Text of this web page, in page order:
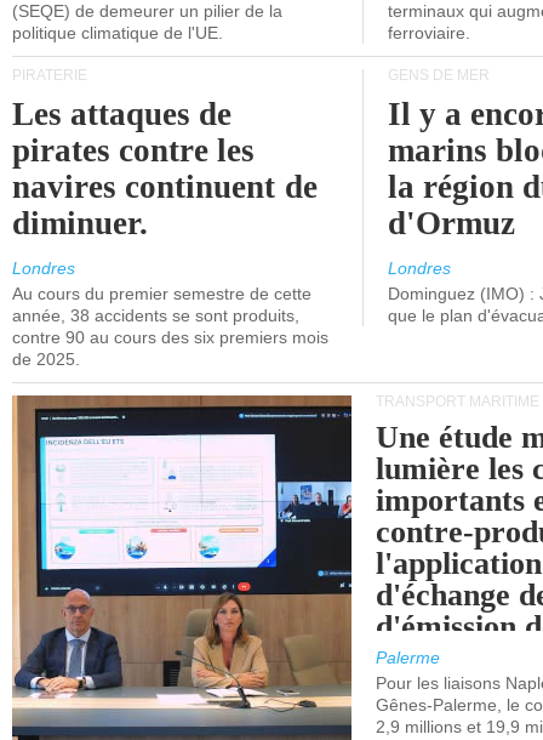
(SEQE) de demeurer un pilier de la
politique climatique de l'UE.
terminaux qui
ferroviaire.
PIRATERIE
Les attaques de
pirates contre les
navires continuent de
diminuer.
Londres
Au cours du premier semestre de cette
année, 38 accidents se sont produits,
contre 90 au cours des six premiers mois
de 2025.
GENS DE MER
Il y a
marins
la région
d'Ormuz
Londres
Dominguez (IMO) :
que le plan
TRANSPORT MARITIME
Une étude
lumière les
importants
contre-
d'échange
d'émission
(SEQE-UE)
maritimes
occidentale.
Palerme
Pour les liaisons
Gênes-Palerme, le
2,9 millions et 19,9